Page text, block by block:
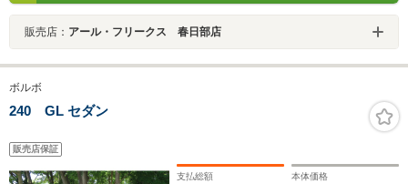
販売店： アール・フリークス 春日部店
ボルボ
240 GL セダン
販売店保証
支払総額 本体価格